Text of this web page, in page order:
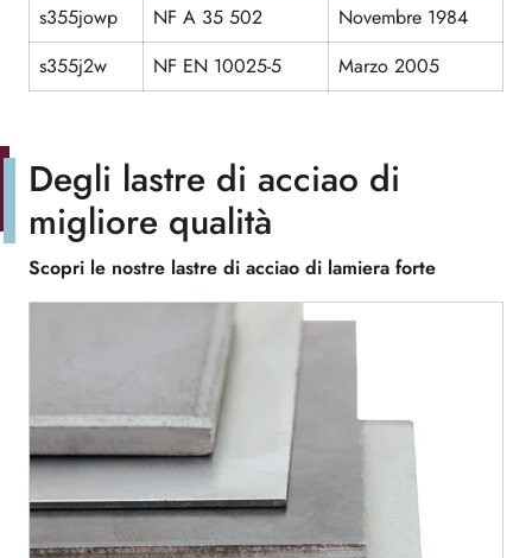
s355jowp NF A 35 502
Novembre 1984
s355j2w
NF EN 10025-5 Marzo 2005
Scopri le nostre lastre di acciao di lamiera forte
Degli lastre di acciao di
migliore qualità